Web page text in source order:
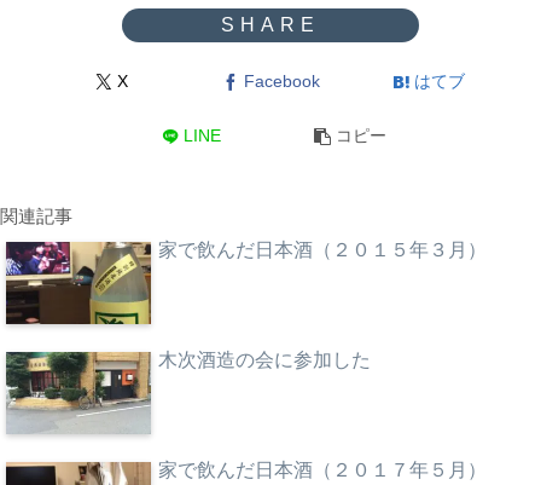
X Facebook はてブ
LINE コピー
関連記事
家で飲んだ日本酒（２０１５年３月）
木次酒造の会に参加した
家で飲んだ日本酒（２０１７年５月）